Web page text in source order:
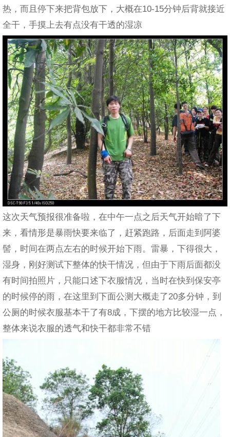
热，而且停下来把背包放下，大概在10-15分钟后背就接近
全干，手摸上去有点没有干透的湿凉
这次天气预报很准备啦，在中午一点之后天气开始暗了下
来，看情形是暴雨快要来临了，赶紧跑路，后面走到阿婆
髻，时间在两点左右的时候开始下雨。雷暴，下得很大，
湿身，刚好测试下整体的快干情况，但由于下雨后面都没
有时间拍照片，只能口述下衣服情况，当时在快到保安亭
的时候停的雨，在这里到下面公测大概走了20多分钟，到
公厕的时候衣服基本干了有8成，下摆的地方比较湿一点，
整体来说衣服的透气和快干都非常不错